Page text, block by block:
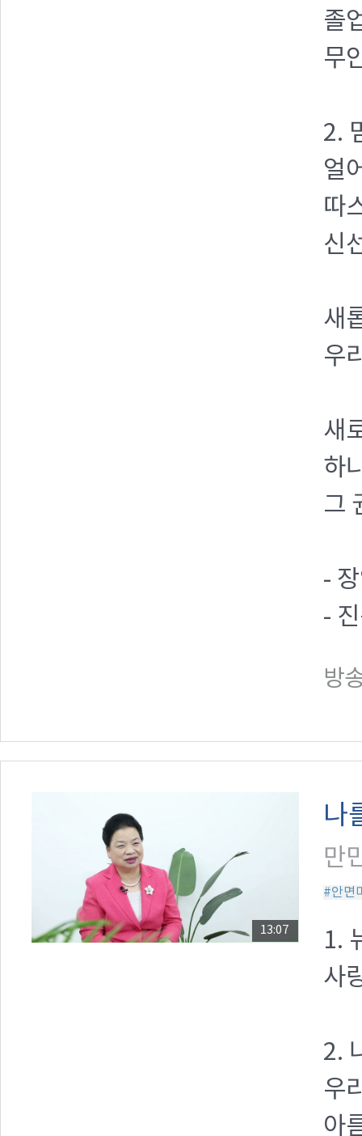
졸
무
2.
얼
따
신
새
우
새
하
그
-
-
방
13:07
나
만
#안면
1.
사
2.
우
아